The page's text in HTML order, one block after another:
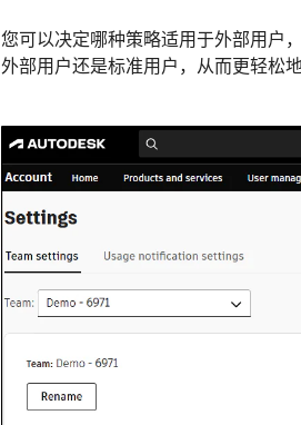
您可以决定哪种策略适用于外部用户
外部用户还是标准用户，从而更轻松